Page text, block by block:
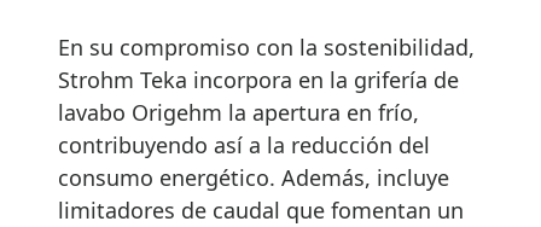
En su compromiso con la sostenibilidad,
Strohm Teka incorpora en la grifería de
lavabo Origehm la apertura en frío,
contribuyendo así a la reducción del
consumo energético. Además, incluye
limitadores de caudal que fomentan un